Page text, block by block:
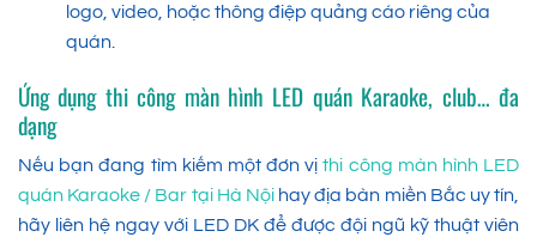
logo, video, hoặc thông điệp quảng cáo riêng của
quán.
Ứng dụng thi công màn hình LED quán Karaoke, club… đa
dạng
Nếu bạn đang tìm kiếm một đơn vịthi công màn hình LED
quán Karaoke / Bar tại Hà Nộihay địa bàn miền Bắc uy tín,
hãy liên hệ ngay với LED DK để được đội ngũ kỹ thuật viên